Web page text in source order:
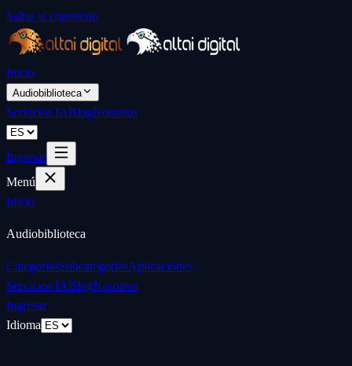
Saltar al contenido
Inicio
Audiobiblioteca
Servicios IABlogNosotros
Ingresar
Menú
Inicio
Audiobiblioteca
CategoríasSubcategoríasAplicaciones
Servicios IABlogNosotros
Ingresar
Idioma